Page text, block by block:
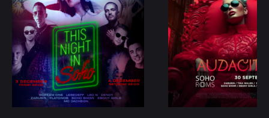
Ближайшие
события